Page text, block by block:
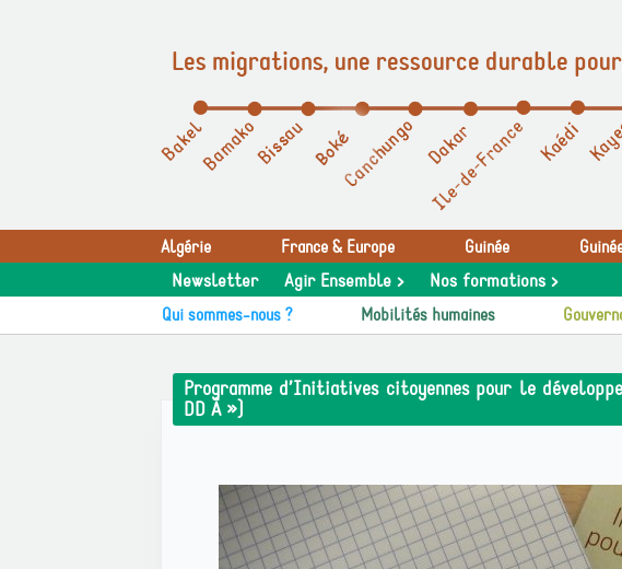
Les migrations, une ressource durable
Algérie France & Europe Guinée
Newsletter Agir Ensemble > Nos formations >
Qui sommes-nous ? Mobilités humaines
Programme d’Initiatives citoyennes pour le
DD Â »)